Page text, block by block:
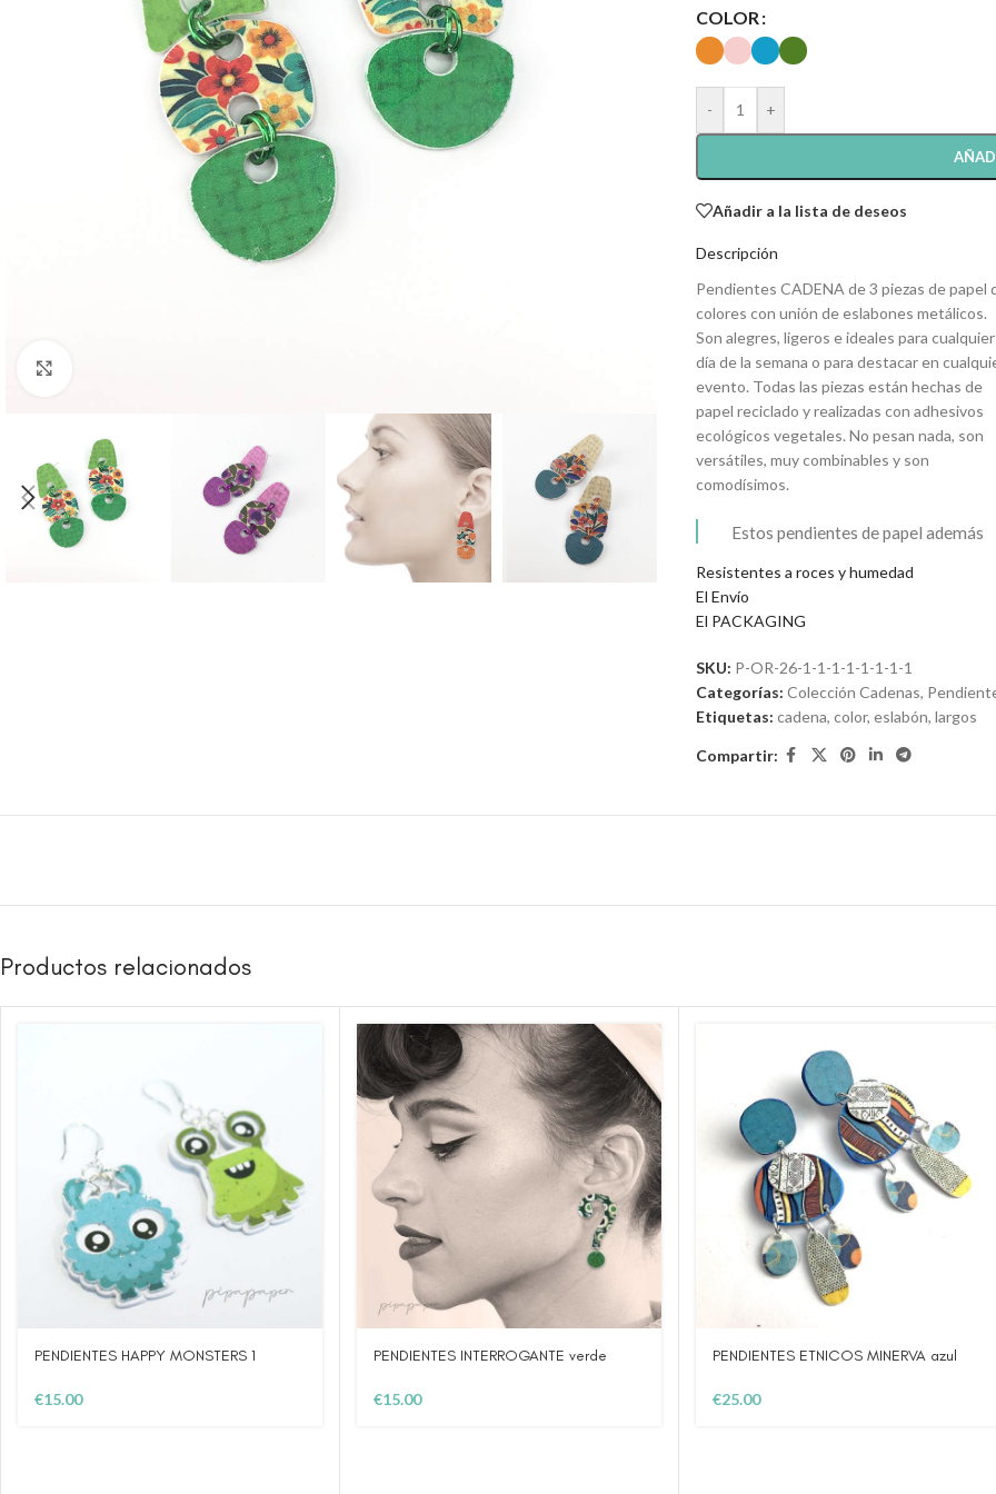
COLOR
- +
Añadir a la lista de deseos
Descripción
Pendientes CADENA de 3 piezas de papel
colores con unión de eslabones metálicos.
Son alegres, ligeros e ideales para cualquier
día de la semana o para destacar en
evento. Todas las piezas están hechas de
papel reciclado y realizadas con adhesivos
ecológicos vegetales. No pesan nada, son
versátiles, muy combinables y son
comodísimos.
Estos pendientes de papel además
Resistentes a roces y humedad
El Envío
El PACKAGING
SKU: P-OR-26-1-1-1-1-1-1-1-1
Categorías: Colección Cadenas,
Etiquetas: cadena, color, eslabón, largos
Compartir:
Productos relacionados
PENDIENTES HAPPY MONSTERS 1
€15.00
PENDIENTES INTERROGANTE verde
€15.00
PENDIENTES ETNICOS MINERVA azul
€25.00